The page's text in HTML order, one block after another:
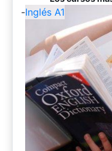
-Inglés A1